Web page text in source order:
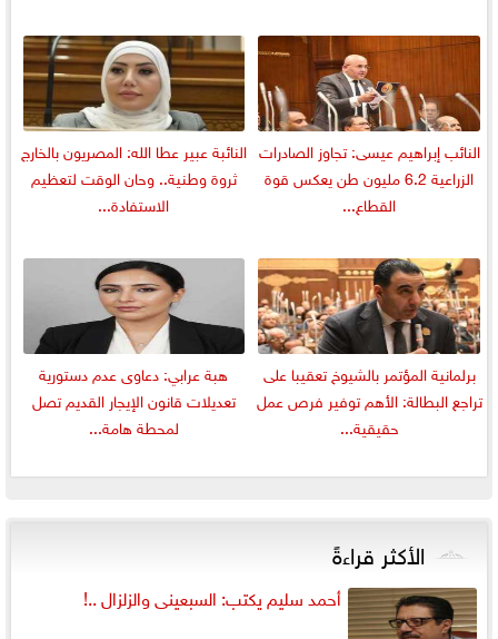
النائب إبراهيم عيسى: تجاوز الصادرات
الزراعية 6.2 مليون طن يعكس قوة
القطاع...
النائبة عبير عطا الله: المصريون بالخارج
ثروة وطنية.. وحان الوقت لتعظيم
الاستفادة...
برلمانية المؤتمر بالشيوخ تعقيبا على
تراجع البطالة: الأهم توفير فرص عمل
حقيقية...
هبة عرابي: دعاوى عدم دستورية
تعديلات قانون الإيجار القديم تصل
لمحطة هامة...
الأكثر قراءةً
أحمد سليم يكتب: السبعينى والزلزال ..!